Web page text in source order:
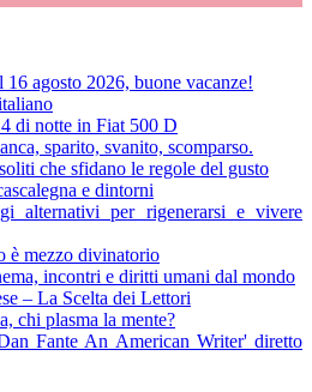
agosto 2026, buone vacanze!
di notte in Fiat 500 D
sparito, svanito, scomparso.
che sfidano le regole del gusto
e dintorni
alternativi per rigenerarsi e vivere
è mezzo divinatorio
incontri e diritti umani dal mondo
– La Scelta dei Lettori
chi plasma la mente?
Fante An American Writer' diretto